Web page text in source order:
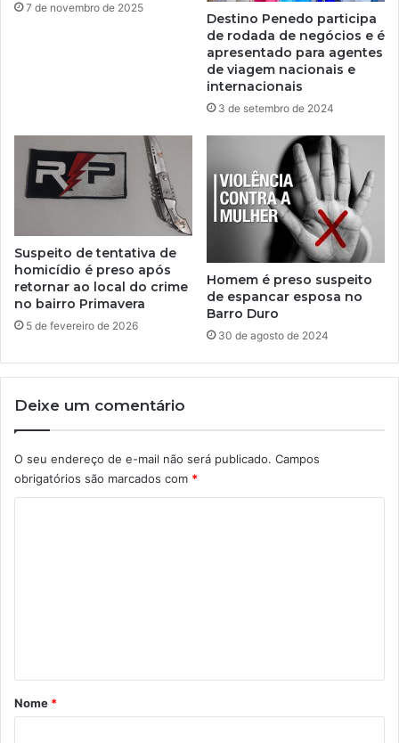
7 de novembro de 2025
Destino Penedo participa
de rodada de negócios e é
apresentado para agentes
de viagem nacionais e
internacionais
3 de setembro de 2024
Suspeito de tentativa de
homicídio é preso após
retornar ao local do crime
no bairro Primavera
5 de fevereiro de 2026
Homem é preso suspeito
de espancar esposa no
Barro Duro
30 de agosto de 2024
Deixe um comentário
O seu endereço de e-mail não será publicado. Campos
obrigatórios são marcados com *
rNome *